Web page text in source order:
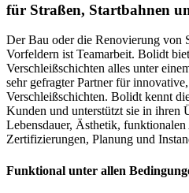
für Straßen, Startbahnen
Der Bau oder die Renovierung von
Vorfeldern ist Teamarbeit. Bolidt
Verschleißschichten alles unter
sehr gefragter Partner für
Verschleißschichten. Bolidt kennt
Kunden und unterstützt sie in ihren
Lebensdauer, Ästhetik,
Zertifizierungen, Planung und
Funktional unter allen